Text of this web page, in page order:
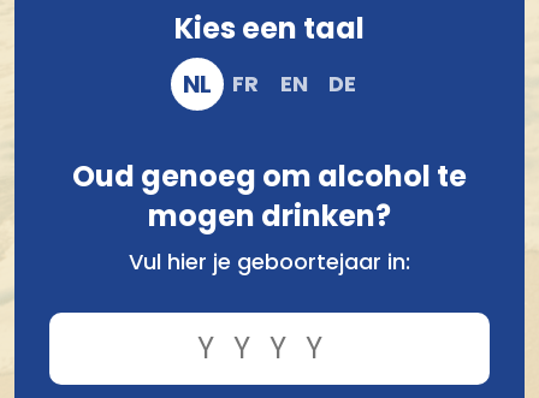
Kies een taal
NL FR EN DE
Oud genoeg om alcohol te
mogen drinken?
Vul hier je geboortejaar in: